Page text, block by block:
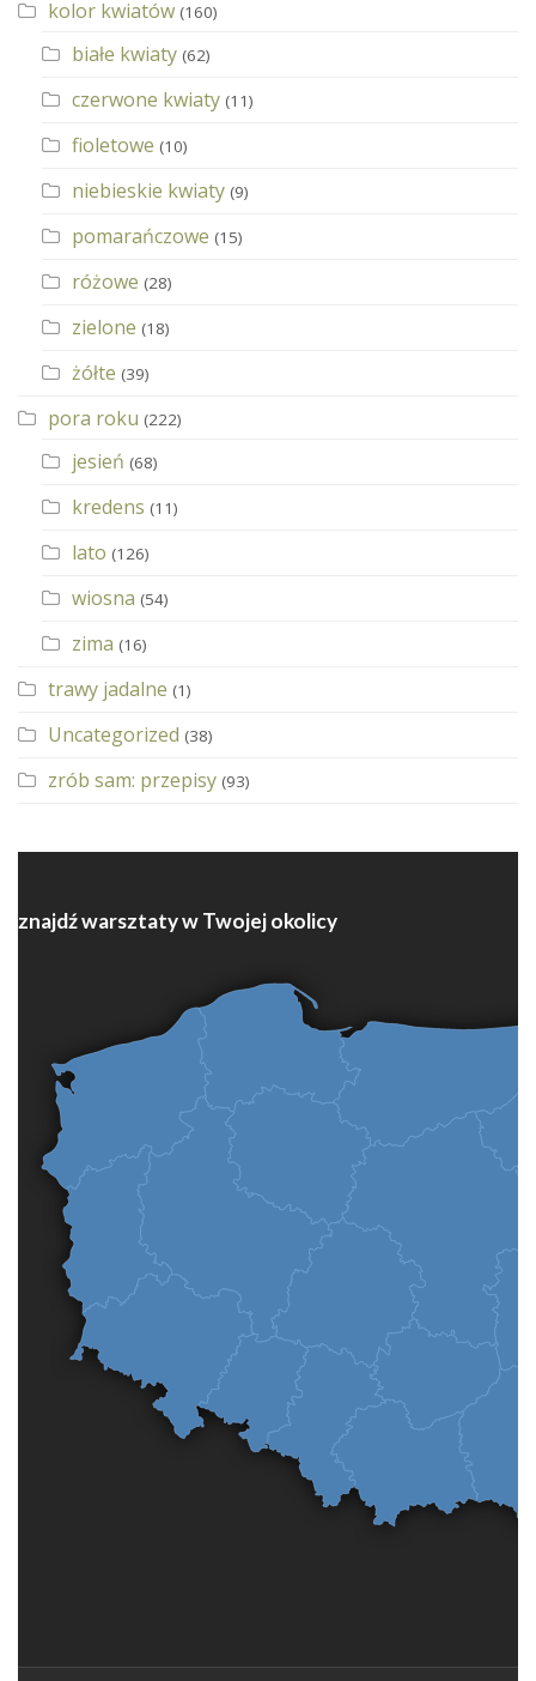
kolor kwiatów (160)
białe kwiaty (62)
czerwone kwiaty (11)
fioletowe (10)
niebieskie kwiaty (9)
pomarańczowe (15)
różowe (28)
zielone (18)
żółte (39)
pora roku (222)
jesień (68)
kredens (11)
lato (126)
wiosna (54)
zima (16)
trawy jadalne (1)
Uncategorized (38)
zrób sam: przepisy (93)
znajdź warsztaty w Twojej okolicy